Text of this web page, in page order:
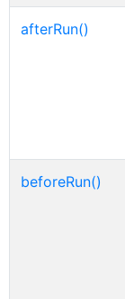
afterRun()
beforeRun()